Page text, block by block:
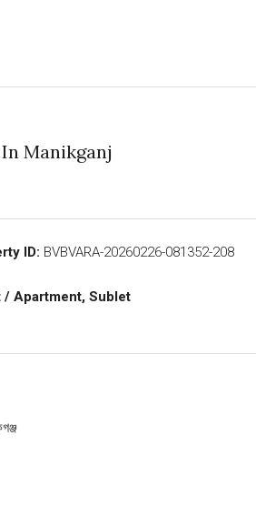
Manikganj
ID: BVBVARA-20260226-081352-208
/ Apartment, Sublet